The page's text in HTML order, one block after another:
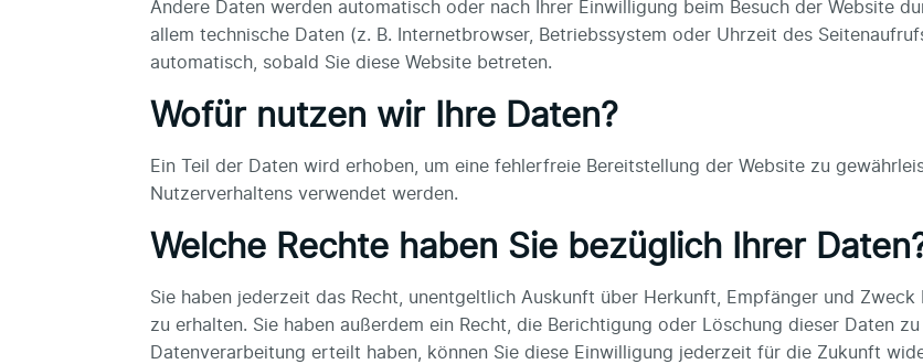
Andere Daten werden automatisch oder nach Ihrer Einwilligung beim Besuch der Website
allem technische Daten (z. B. Internetbrowser, Betriebssystem oder Uhrzeit des
automatisch, sobald Sie diese Website betreten.
Wofür nutzen wir Ihre Daten?
Ein Teil der Daten wird erhoben, um eine fehlerfreie Bereitstellung der Website zu
Nutzerverhaltens verwendet werden.
Welche Rechte haben Sie bezüglich Ihrer
Sie haben jederzeit das Recht, unentgeltlich Auskunft über Herkunft, Empfänger und
zu erhalten. Sie haben außerdem ein Recht, die Berichtigung oder Löschung dieser Daten
Datenverarbeitung erteilt haben, können Sie diese Einwilligung jederzeit für die Zukunft